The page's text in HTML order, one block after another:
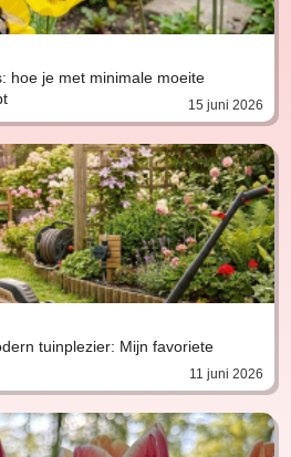
hoe je met minimale moeite
15 juni 2026
tuinplezier: Mijn favoriete
11 juni 2026